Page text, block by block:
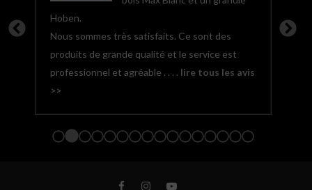
Hoben.
Nous sommes très satisfaits. Ce sont des
produits de grande qualité et le service est
professionnel et agréable . . . . lire tous les avis
>>
les